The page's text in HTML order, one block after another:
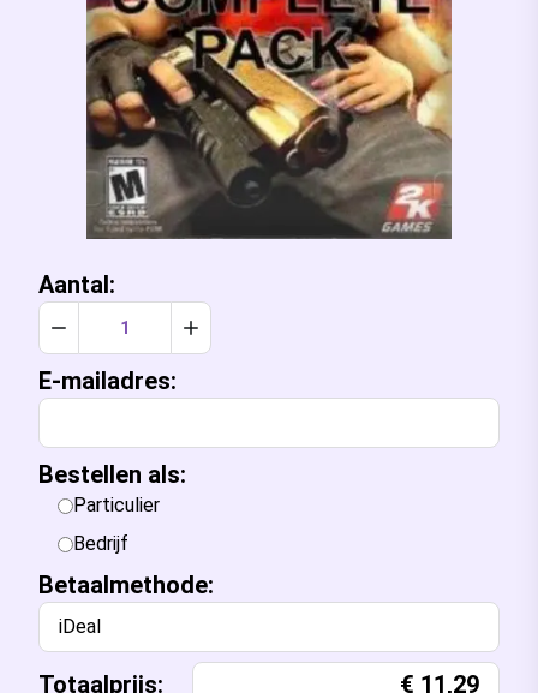
Aantal:
Verlaag aantal met 1Verhoog aantal met 1
E-mailadres:
Bestellen als:
Particulier
Bedrijf
Betaalmethode:
iDeal
Totaalprijs: € 11,29